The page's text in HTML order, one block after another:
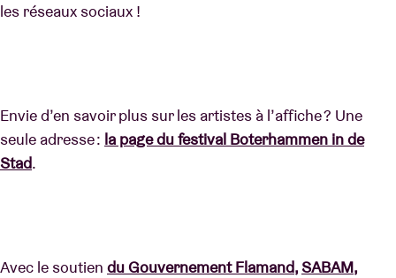
les réseaux sociaux !
Envie d’en savoir plus sur les artistes à l’affiche ? Une
seule adresse : la page du festival Boterhammen in de
Stad.
Avec le soutien du Gouvernement Flamand, SABAM,